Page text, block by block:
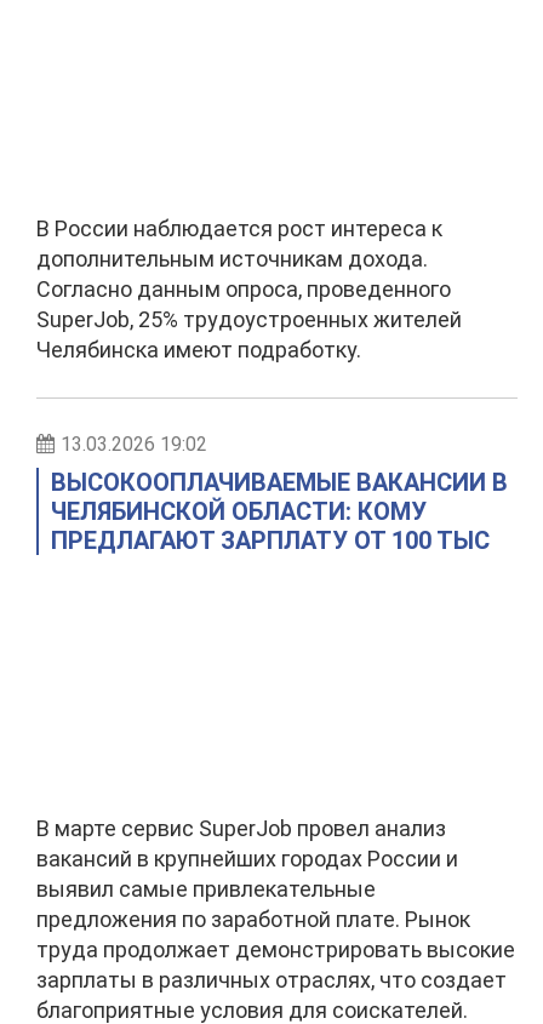
В России наблюдается рост интереса к
дополнительным источникам дохода.
Согласно данным опроса, проведенного
SuperJob, 25% трудоустроенных жителей
Челябинска имеют подработку.
13.03.2026 19:02
ВЫСОКООПЛАЧИВАЕМЫЕ ВАКАНСИИ В
ЧЕЛЯБИНСКОЙ ОБЛАСТИ: КОМУ
ПРЕДЛАГАЮТ ЗАРПЛАТУ ОТ 100 ТЫС
В марте сервис SuperJob провел анализ
вакансий в крупнейших городах России и
выявил самые привлекательные
предложения по заработной плате. Рынок
труда продолжает демонстрировать высокие
зарплаты в различных отраслях, что создает
благоприятные условия для соискателей.